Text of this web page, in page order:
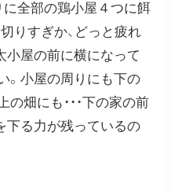
に全部の鶏小屋４つに餌
りすぎか、どっと疲れ
小屋の前に横になって
。小屋の周りにも下の
畑にも・・・下の家の前
下る力が残っているの